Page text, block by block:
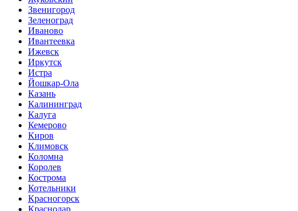
Звенигород
Зеленоград
Иваново
Ивантеевка
Ижевск
Иркутск
Истра
Йошкар-Ола
Казань
Калининград
Калуга
Кемерово
Киров
Климовск
Коломна
Королев
Кострома
Котельники
Красногорск
Краснодар